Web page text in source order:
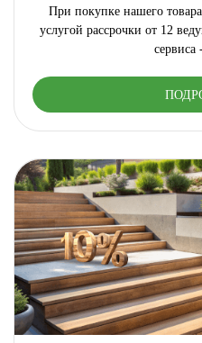
При покупке нашего
услугой рассрочки от 12
сервиса